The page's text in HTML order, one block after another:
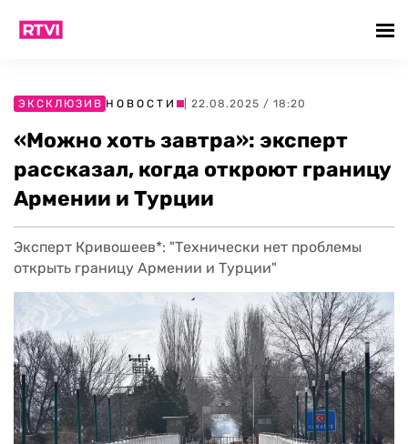
ЭКСКЛЮЗИВ НОВОСТИ | 22.08.2025 / 18:20
«Можно хоть завтра»: эксперт
рассказал, когда откроют границу
Армении и Турции
Эксперт Кривошеев*: "Технически нет проблемы
открыть границу Армении и Турции"